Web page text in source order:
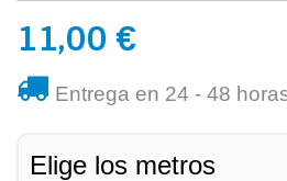
11,00 €
Entrega en 24 - 48
Elige los metros